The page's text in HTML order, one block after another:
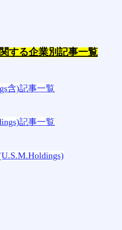
する企業別記事一覧
含)記事一覧
記事一覧